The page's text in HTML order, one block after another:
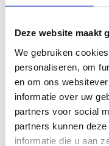
Deze website maakt
We gebruiken
personaliseren, om
en om ons
informatie over uw
partners voor social
partners kunnen
informatie die u aan